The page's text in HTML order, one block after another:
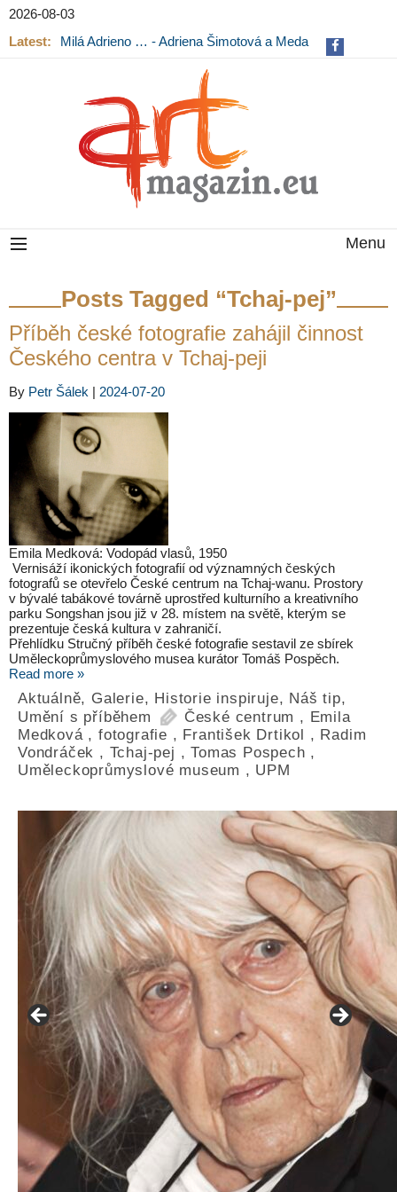
2026-08-03
Latest:
Milá Adrieno … - Adriena Šimotová a Meda
Menu
Posts Tagged “Tchaj-pej”
Příběh české fotografie zahájil činnost
Českého centra v Tchaj-peji
By Petr Šálek | 2024-07-20
Emila Medková: Vodopád vlasů, 1950
Vernisáží ikonických fotografií od významných českých
fotografů se otevřelo České centrum na Tchaj-wanu. Prostory
v bývalé tabákové továrně uprostřed kulturního a kreativního
parku Songshan jsou již v 28. místem na světě, kterým se
prezentuje česká kultura v zahraničí.
Přehlídku Stručný příběh české fotografie sestavil ze sbírek
Uměleckoprůmyslového musea kurátor Tomáš Pospěch.
Read more »
Aktuálně, Galerie, Historie inspiruje, Náš tip,
Umění s příběhem
České centrum , Emila
Medková,fotografie , František Drtikol , Radim
Vondráček , Tchaj-pej ,Tomas Pospech ,
Uměleckoprůmyslové museum , UPM
František Skála - film Veřejný prostor